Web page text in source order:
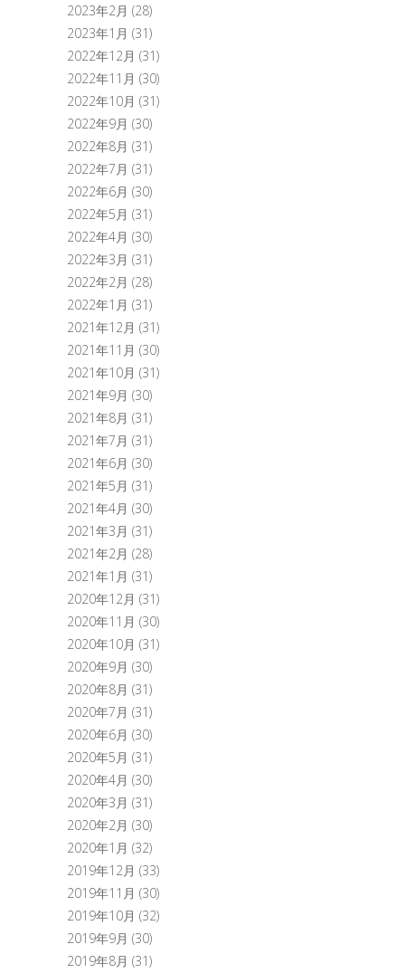
2023年2月 (28)
2023年1月 (31)
2022年12月 (31)
2022年11月 (30)
2022年10月 (31)
2022年9月 (30)
2022年8月 (31)
2022年7月 (31)
2022年6月 (30)
2022年5月 (31)
2022年4月 (30)
2022年3月 (31)
2022年2月 (28)
2022年1月 (31)
2021年12月 (31)
2021年11月 (30)
2021年10月 (31)
2021年9月 (30)
2021年8月 (31)
2021年7月 (31)
2021年6月 (30)
2021年5月 (31)
2021年4月 (30)
2021年3月 (31)
2021年2月 (28)
2021年1月 (31)
2020年12月 (31)
2020年11月 (30)
2020年10月 (31)
2020年9月 (30)
2020年8月 (31)
2020年7月 (31)
2020年6月 (30)
2020年5月 (31)
2020年4月 (30)
2020年3月 (31)
2020年2月 (30)
2020年1月 (32)
2019年12月 (33)
2019年11月 (30)
2019年10月 (32)
2019年9月 (30)
2019年8月 (31)